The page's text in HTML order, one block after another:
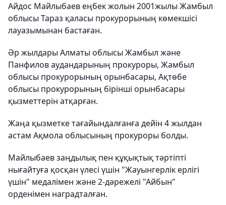
Айдос Майлыбаев еңбек жолын 2001жылы Жамбыл
облысы Тараз қаласы прокурорының көмекшісі
лауазымынан бастаған.
Әр жылдары Алматы облысы Жамбыл және
Панфилов аудандарының прокуроры, Жамбыл
облысы прокурорының орынбасары, Ақтөбе
облысы прокурорының бірінші орынбасары
қызметтерін атқарған.
Жаңа қызметке тағайындалғанға дейін 4 жылдан
астам Ақмола облысының прокуроры болды.
Майлыбаев заңдылық пен құқықтық тәртіпті
нығайтуға қосқан үлесі үшін "Жауынгерлік ерлігі
үшін" медалімен және 2-дәрежелі "Айбын"
орденімен наградталған.